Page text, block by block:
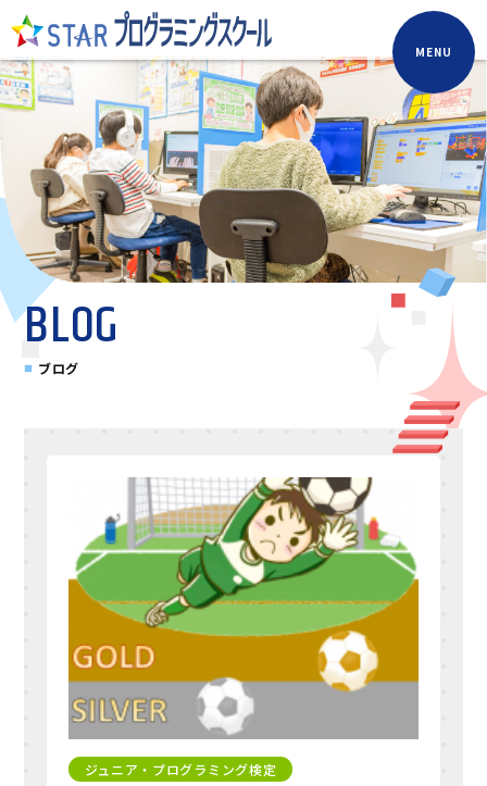
MENU
BLOG
ブログ
ジュニア・プログラミング検定